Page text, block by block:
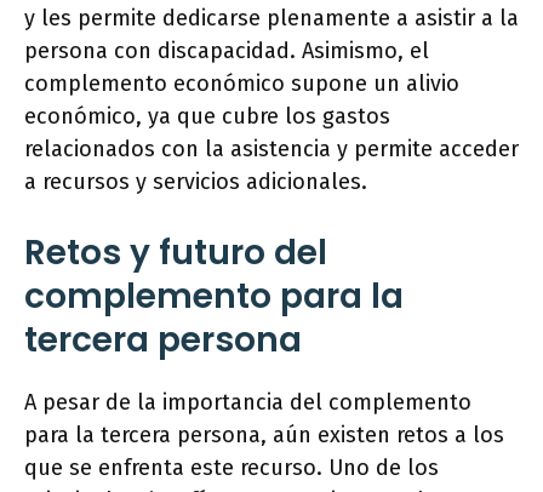
y les permite dedicarse plenamente a asistir a la
persona con discapacidad. Asimismo, el
complemento económico supone un alivio
económico, ya que cubre los gastos
relacionados con la asistencia y permite acceder
a recursos y servicios adicionales.
Retos y futuro del
complemento para la
tercera persona
A pesar de la importancia del complemento
para la tercera persona, aún existen retos a los
que se enfrenta este recurso. Uno de los